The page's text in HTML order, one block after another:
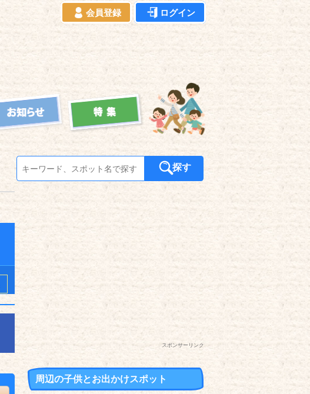
会員登録 ログイン
探す
スポンサーリンク
周辺の子供とお出かけスポット